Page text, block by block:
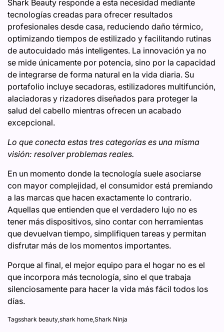
Shark Beauty responde a esta necesidad mediante
tecnologías creadas para ofrecer resultados
profesionales desde casa, reduciendo daño térmico,
optimizando tiempos de estilizado y facilitando rutinas
de autocuidado más inteligentes. La innovación ya no
se mide únicamente por potencia, sino por la capacidad
de integrarse de forma natural en la vida diaria. Su
portafolio incluye secadoras, estilizadores multifunción,
alaciadoras y rizadores diseñados para proteger la
salud del cabello mientras ofrecen un acabado
excepcional.
Lo que conecta estas tres categorías es una misma
visión: resolver problemas reales.
En un momento donde la tecnología suele asociarse
con mayor complejidad, el consumidor está premiando
a las marcas que hacen exactamente lo contrario.
Aquellas que entienden que el verdadero lujo no es
tener más dispositivos, sino contar con herramientas
que devuelvan tiempo, simplifiquen tareas y permitan
disfrutar más de los momentos importantes.
Porque al final, el mejor equipo para el hogar no es el
que incorpora más tecnología, sino el que trabaja
silenciosamente para hacer la vida más fácil todos los
días.
Tagsshark beauty,shark home,Shark Ninja